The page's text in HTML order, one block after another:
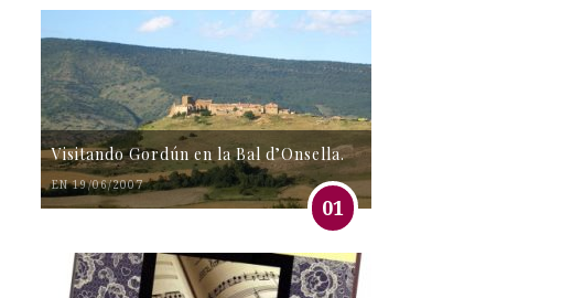
Visitando Gordún en la Bal d’Onsella.
EN 19/06/2007
01